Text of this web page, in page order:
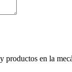
productos en la